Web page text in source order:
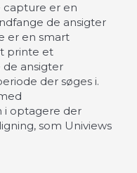
capture er en
de ansigter
er en smart
printe et
de ansigter
der søges i.
i optagere der
som Univiews